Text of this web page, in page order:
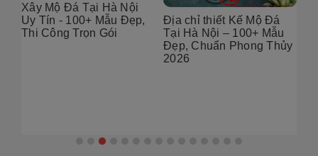
Xây Mộ Đá Tại Hà Nội
Uy Tín - 100+ Mẫu Đẹp,
Thi Công Trọn Gói
Địa chỉ thiết Kế Mộ Đá
Tại Hà Nội – 100+ Mẫu
Đẹp, Chuẩn Phong Thủy
2026